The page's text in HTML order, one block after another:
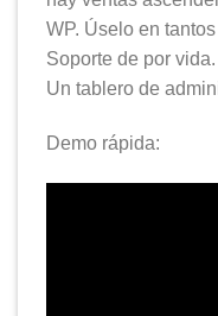
WP. Úselo en
Soporte de por
Un tablero de
Demo rápida: